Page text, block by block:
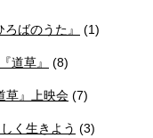
ばのうた』 (1)
『道草』 (8)
草』上映会 (7)
く生きよう (3)